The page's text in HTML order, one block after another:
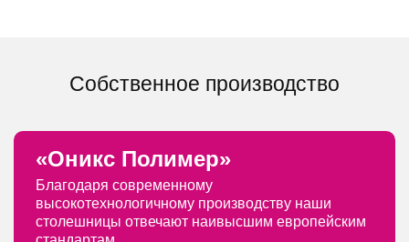
Собственное производство
«Оникс Полимер»
Благодаря современному
высокотехнологичному производству наши
столешницы отвечают наивысшим европейским